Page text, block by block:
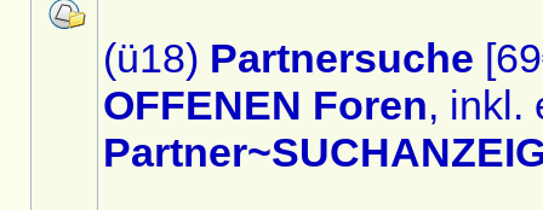
(ü18) Partnersuche
OFFENEN Foren, inkl.